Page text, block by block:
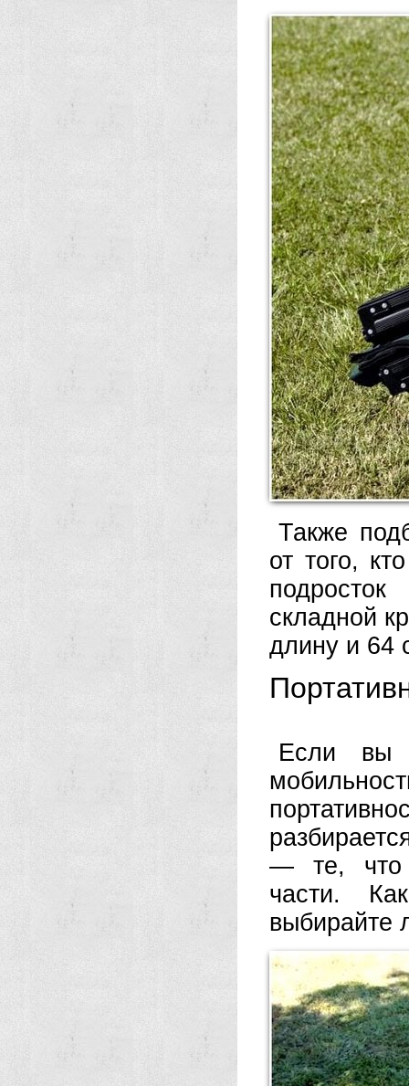
Также
от того,
складной
длину и 64
Если вы
— те, что
части.
выбирайте